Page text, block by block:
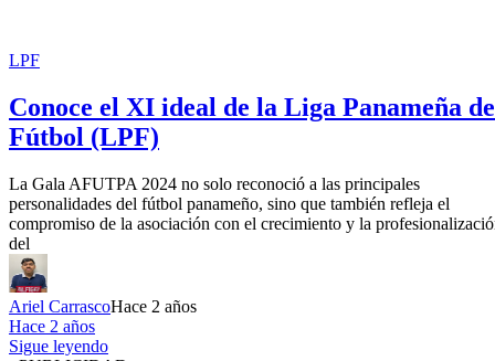
LPF
Conoce el XI ideal de la Liga Panameña de
Fútbol (LPF)
La Gala AFUTPA 2024 no solo reconoció a las principales
personalidades del fútbol panameño, sino que también refleja el
compromiso de la asociación con el crecimiento y la
del
Ariel CarrascoHace 2 años
Hace 2 años
Sigue leyendo